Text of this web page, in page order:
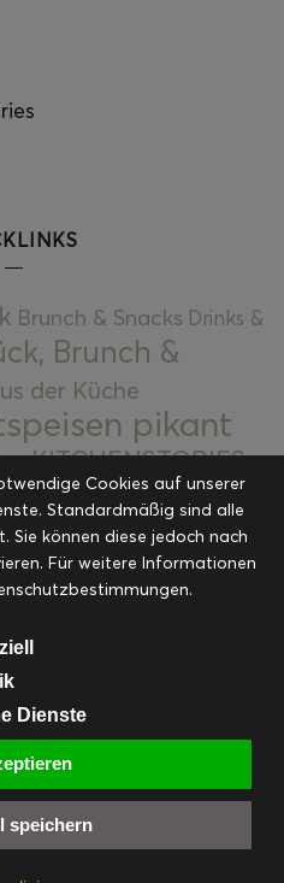
Brunch & Snacks Drinks &
Brunch &
der Küche
pikant
KITCHENSTORIES
Desserts Kuchen und
Mitbringsel &
Ostern Resteküche
Startseite
& Suppen
& Events
EMAIL
Cookies auf unserer
Standardmäßig sind alle
Sie können diese jedoch nach
Für weitere Informationen
Dienste
speichern